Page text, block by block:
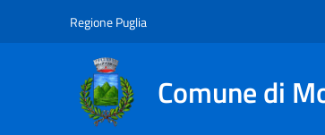
Navigazione
Salta al contenuto
Regione Puglia
Comune di